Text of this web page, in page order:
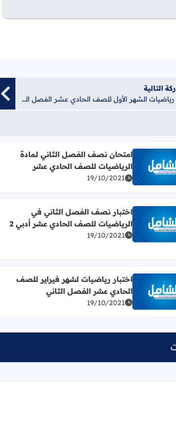
التالية
اختبار رياضيات الشهر الأول للصف الحادي عشر الفصل الثاني
اقرأ المزيد عن امتحان نصف الفصل الثاني لمادة
امتحان نصف الفصل الثاني لمادة
الرياضيات للصف الحادي عشر
19/10/2021
عشر أدبي وشرعي
اقرأ المزيد عن اختبار نصف الفصل الثاني في
اختبار نصف الفصل الثاني في
الرياضيات للصف الحادي عشر أدبي 2
19/10/2021
اقرأ المزيد عن اختبار رياضيات لشهر فيراير للصف
اختبار رياضيات لشهر فيراير للصف
الحادي عشر الفصل الثاني
19/10/2021